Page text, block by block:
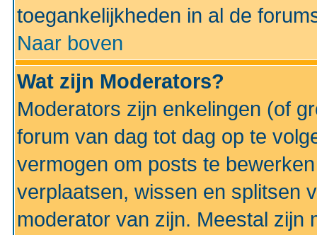
toegankelijkheden in al de
Naar boven
Wat zijn Moderators?
Moderators zijn enkelingen (of
forum van dag tot dag op te
vermogen om posts te
verplaatsen, wissen en splitsen
moderator van zijn. Meestal